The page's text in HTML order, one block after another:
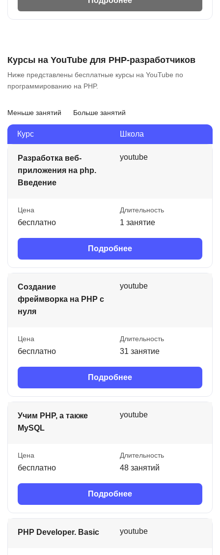
Курсы на YouTube для PHP-разработчиков
Ниже представлены бесплатные курсы на YouTube по
программированию на PHP.
Меньше занятий Больше занятий
Курс Школа
Разработка веб-
приложения на php.
Введение
youtube
Цена
бесплатно
Длительность
1 занятие
Подробнее
Создание
фреймворка на PHP с
нуля
youtube
Цена
бесплатно
Длительность
31 занятие
Подробнее
Учим PHP, а также
MySQL
youtube
Цена
бесплатно
Длительность
48 занятий
Подробнее
PHP Developer. Basic youtube